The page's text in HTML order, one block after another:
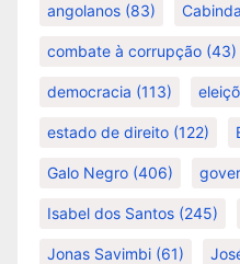
angolanos (83) Cabinda
combate à corrupção (43)
democracia (113)
estado de direito (122)
Galo Negro (406)
Isabel dos Santos (245)
Jonas Savimbi (61)